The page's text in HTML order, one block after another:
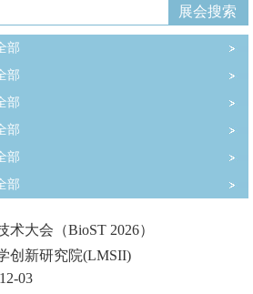
部
部
部
部
部
部
大会（BioST 2026）
创新研究院(LMSII)
03